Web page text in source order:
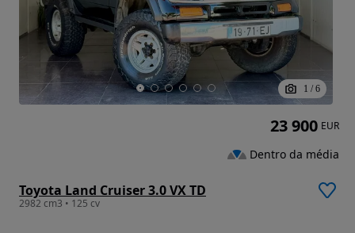
1 / 6
Toyota Land Cruiser 3.0 VX TD
2982 cm3 • 125 cv
23 900 EUR
Dentro da média